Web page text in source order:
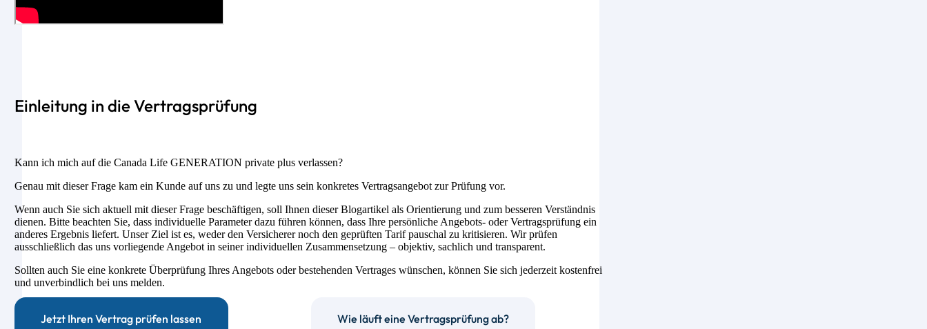
Einleitung in die Vertragsprüfung
Kann ich mich auf die Canada Life GENERATION private plus verlassen?
Genau mit dieser Frage kam ein Kunde auf uns zu und legte uns sein konkretes Vertragsangebot zur Prüfung vor.
Wenn auch Sie sich aktuell mit dieser Frage beschäftigen, soll Ihnen dieser Blogartikel als Orientierung und zum besseren Verständnis
dienen. Bitte beachten Sie, dass individuelle Parameter dazu führen können, dass Ihre persönliche Angebots- oder Vertragsprüfung ein
anderes Ergebnis liefert. Unser Ziel ist es, weder den Versicherer noch den geprüften Tarif pauschal zu kritisieren. Wir prüfen
ausschließlich das uns vorliegende Angebot in seiner individuellen Zusammensetzung – objektiv, sachlich und transparent.
Sollten auch Sie eine konkrete Überprüfung Ihres Angebots oder bestehenden Vertrages wünschen, können Sie sich jederzeit kostenfrei
und unverbindlich bei uns melden.
Jetzt Ihren Vertrag prüfen lassen Wie läuft eine Vertragsprüfung ab?